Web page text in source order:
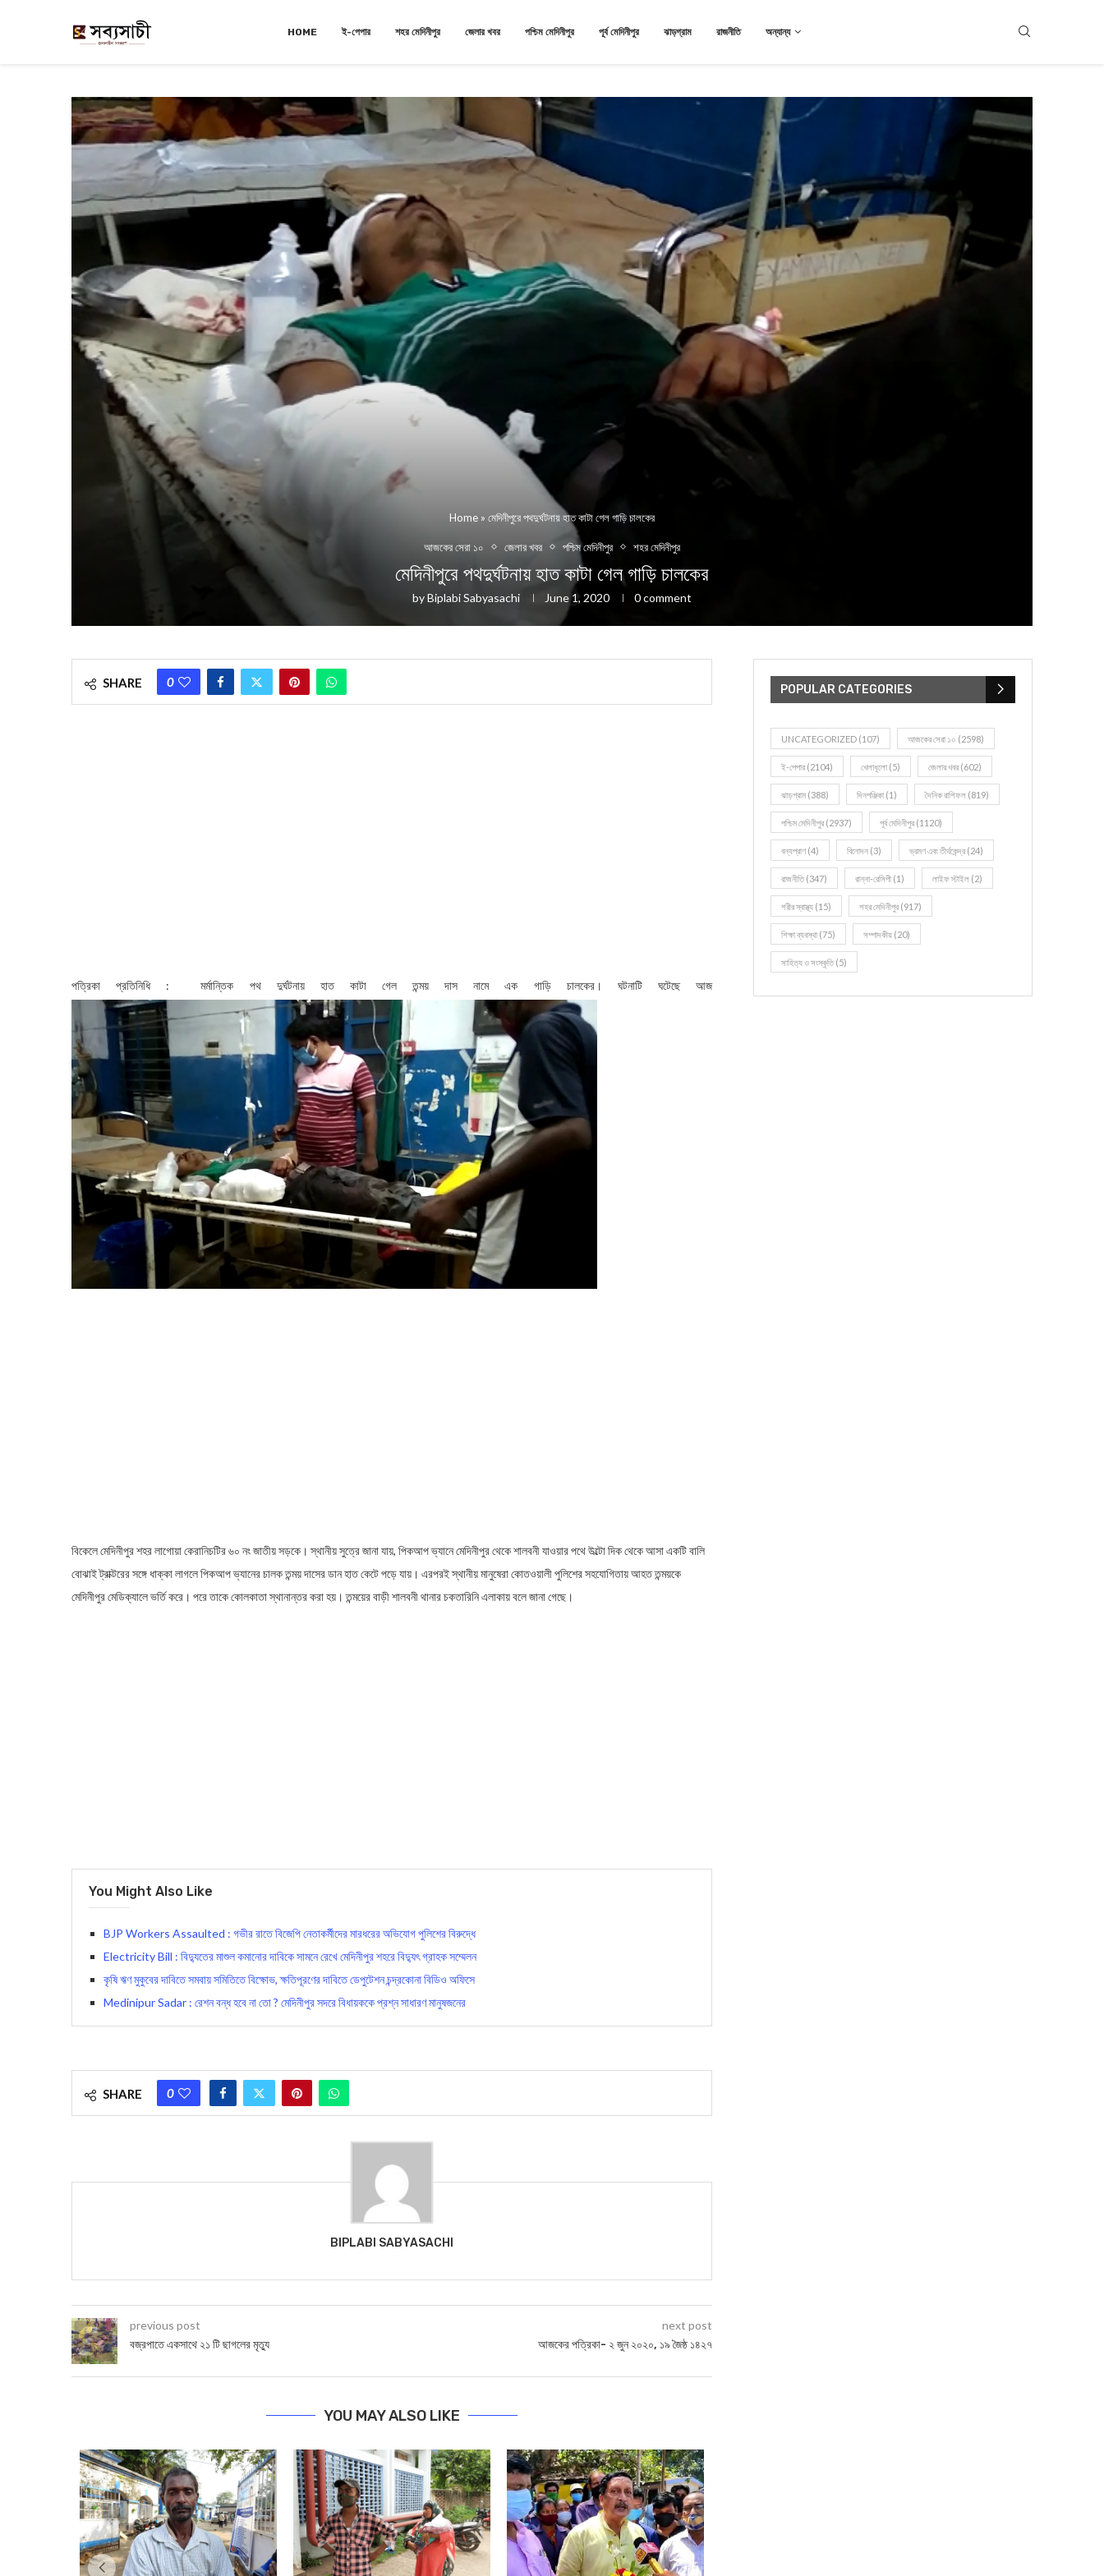
HOME ই-পেপার শহর মেদিনীপুর জেলার খবর পশ্চিম মেদিনীপুর পূর্ব মেদিনীপুর ঝাড়গ্রাম রাজনীতি অন্যান্য
Home » মেদিনীপুরে পথদুর্ঘটনায় হাত কাটা গেল গাড়ি চালকের
আজকের সেরা ১০ জেলার খবর পশ্চিম মেদিনীপুর শহর মেদিনীপুর
মেদিনীপুরে পথদুর্ঘটনায় হাত কাটা গেল গাড়ি চালকের
byBiplabi Sabyasachi June 1, 2020 0 comment
SHARE 0
পত্রিকা প্রতিনিধি : মর্মান্তিক পথ দুর্ঘটনায় হাত কাটা গেল তন্ময় দাস নামে এক গাড়ি চালকের। ঘটনাটি ঘটেছে আজ
বিকেলে মেদিনীপুর শহর লাগোয়া কেরানিচটির ৬০ নং জাতীয় সড়কে। স্থানীয় সুত্রে জানা যায়, পিকআপ ভ্যানে মেদিনীপুর থেকে শালবনী যাওয়ার পথে উল্টো দিক থেকে আসা একটি বালি
বোঝাই ট্রাক্টরের সঙ্গে ধাক্কা লাগলে পিকআপ ভ্যানের চালক তন্ময় দাসের ডান হাত কেটে পড়ে যায়। এরপরই স্থানীয় মানুষেরা কোতওয়ালী পুলিশের সহযোগিতায় আহত তন্ময়কে
মেদিনীপুর মেডিক্যালে ভর্তি করে। পরে তাকে কোলকাতা স্থানান্তর করা হয়। তন্ময়ের বাড়ী শালবনী থানার চকতারিনি এলাকায় বলে জানা গেছে।
You Might Also Like
BJP Workers Assaulted : গভীর রাতে বিজেপি নেতাকর্মীদের মারধরের অভিযোগ পুলিশের বিরুদ্ধে
Electricity Bill : বিদ্যুতের মাশুল কমানোর দাবিকে সামনে রেখে মেদিনীপুর শহরে বিদ্যুৎ গ্রাহক সম্মেলন
কৃষি ঋণ মুকুবের দাবিতে সমবায় সমিতিতে বিক্ষোভ, ক্ষতিপূরণের দাবিতে ডেপুটেশন চন্দ্রকোনা বিডিও অফিসে
Medinipur Sadar : রেশন বন্ধ হবে না তো ? মেদিনীপুর সদরে বিধায়ককে প্রশ্ন সাধারণ মানুষজনের
SHARE 0
BIPLABI SABYASACHI
previous post
বজ্রপাতে একসাথে ২১ টি ছাগলের মৃত্যু
next post
আজকের পত্রিকা- ২ জুন ২০২০, ১৯ জৈষ্ঠ ১৪২৭
YOU MAY ALSO LIKE
POPULAR CATEGORIES
UNCATEGORIZED (107) আজকের সেরা ১০ (2598)
ই-পেপার (2104) খেলাধূলো (5) জেলার খবর (602)
ঝাড়গ্রাম (388) দিনপঞ্জিকা (1) দৈনিক রাশিফল (819)
পশ্চিম মেদিনীপুর (2937) পূর্ব মেদিনীপুর (1120)
বন্যপ্রাণ (4) বিনোদন (3) ভ্রমণ এবং তীর্থকেন্দ্র (24)
রাজনীতি(347) রান্না-রেসিপী (1) লাইফ স্টাইল (2)
শরীর স্বাস্থ্য (15) শহর মেদিনীপুর (917)
শিক্ষা ব্যবস্থা (75) সম্পাদকীয় (20)
সাহিত্য ও সংস্কৃতি(5)